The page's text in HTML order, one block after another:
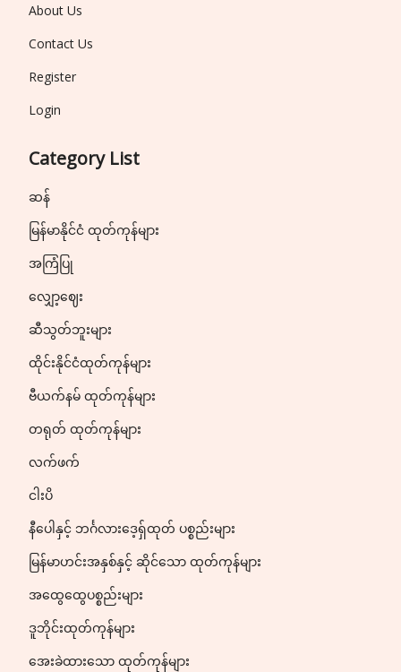
About Us
Contact Us
Register
Login
Category List
ဆန်
မြန်မာနိုင်ငံ ထုတ်ကုန်များ
အကြံပြု
လျှော့ဈေး
ဆီသွတ်ဘူးများ
ထိုင်းနိုင်ငံထုတ်ကုန်များ
ဗီယက်နမ် ထုတ်ကုန်များ
တရုတ် ထုတ်ကုန်များ
လက်ဖက်
ငါးပိ
နီပေါနှင့် ဘင်္ဂလားဒေ့ရှ်ထုတ် ပစ္စည်းများ
မြန်မာဟင်းအနှစ်နှင့် ဆိုင်သော ထုတ်ကုန်များ
အထွေထွေပစ္စည်းများ
ဒူဘိုင်းထုတ်ကုန်များ
အေးခဲထားသော ထုတ်ကုန်များ